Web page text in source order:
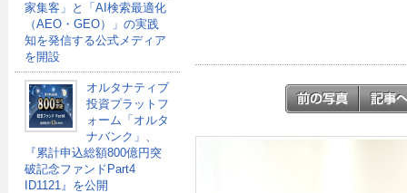
家集客」と「AI検索最適化
（AEO・GEO）」の実践
知を発信する公式メディア
を開設
オルタナティブ
投資プラットフ
ォーム「オルタ
ナバンク」、
『累計申込総額800億円突
破記念ファンドPart4
ID1121』を公開